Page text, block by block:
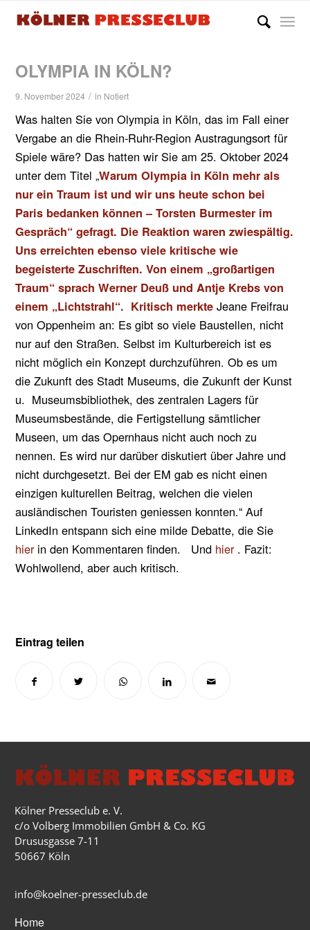
OLYMPIA IN KÖLN?
9. November 2024 / in Notiert
Was halten Sie von Olympia in Köln, das im Fall einer
Vergabe an die Rhein-Ruhr-Region Austragungsort für
Spiele wäre? Das hatten wir Sie am 25. Oktober 2024
unter dem Titel „Warum Olympia in Köln mehr als
nur ein Traum ist und wir uns heute schon bei
Paris bedanken können – Torsten Burmester im
Gespräch“ gefragt. Die Reaktion waren zwiespältig.
Uns erreichten ebenso viele kritische wie
begeisterte Zuschriften. Von einem „großartigen
Traum“ sprach Werner Deuß und Antje Krebs von
einem „Lichtstrahl“. Kritisch merkteJeane Freifrau
von Oppenheim an: Es gibt so viele Baustellen, nicht
nur auf den Straßen. Selbst im Kulturbereich ist es
nicht möglich ein Konzept durchzuführen. Ob es um
die Zukunft des Stadt Museums, die Zukunft der Kunst
u. Museumsbibliothek, des zentralen Lagers für
Museumsbestände, die Fertigstellung sämtlicher
Museen, um das Opernhaus nicht auch noch zu
nennen. Es wird nur darüber diskutiert über Jahre und
nicht durchgesetzt. Bei der EM gab es nicht einen
einzigen kulturellen Beitrag, welchen die vielen
ausländischen Touristen geniessen konnten.“ Auf
LinkedIn entspann sich eine milde Debatte, die Sie
hierin den Kommentaren finden. Und hier . Fazit:
Wohlwollend, aber auch kritisch.
Eintrag teilen
Kölner Presseclub e. V.
c/o Volberg Immobilien GmbH & Co. KG
Drususgasse 7-11
50667 Köln
info@koelner-presseclub.de
Home